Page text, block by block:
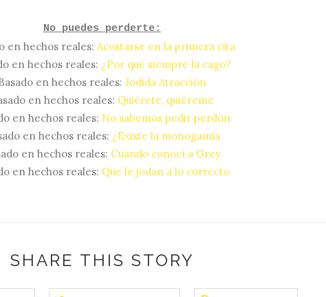
No puedes perderte:
en hechos reales: Acostarse en la primera cita
en hechos reales: ¿Por qué siempre la cago?
en hechos reales: Jodida Atracción
en hechos reales: Quiérete, quiéreme
en hechos reales: No sabemos pedir perdón
en hechos reales: ¿Existe la monogamia
en hechos reales: Cuando conocí a Grey
en hechos reales: Que le jodan a lo correcto
SHARE THIS STORY